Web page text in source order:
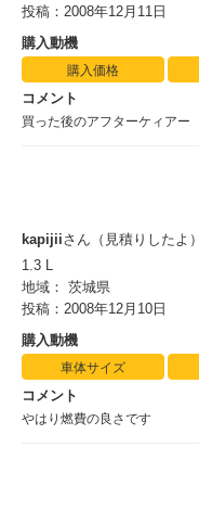
投稿：2008年12月11日
購入動機
購入価格
コメント
買った後のアフターケィアー
kapijiiさん（見積りしたよ）
1.3 L
地域： 茨城県
投稿：2008年12月10日
購入動機
車体サイズ
コメント
やはり燃費の良さです